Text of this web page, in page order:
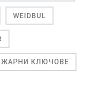
WEIDBUL
КЛЮЧОВЕ